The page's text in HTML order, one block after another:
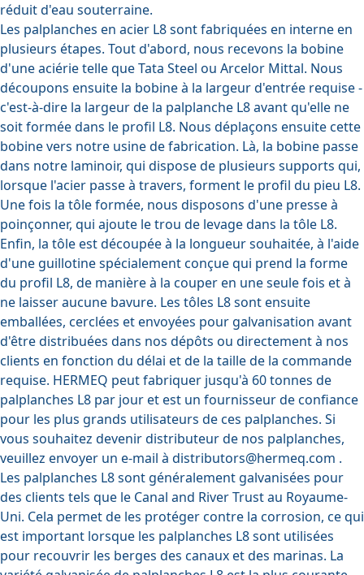
réduit d'eau souterraine.
Les palplanches en acier L8 sont fabriquées en interne en
plusieurs étapes. Tout d'abord, nous recevons la bobine
d'une aciérie telle que Tata Steel ou Arcelor Mittal. Nous
découpons ensuite la bobine à la largeur d'entrée requise -
c'est-à-dire la largeur de la palplanche L8 avant qu'elle ne
soit formée dans le profil L8. Nous déplaçons ensuite cette
bobine vers notre usine de fabrication. Là, la bobine passe
dans notre laminoir, qui dispose de plusieurs supports qui,
lorsque l'acier passe à travers, forment le profil du pieu L8.
Une fois la tôle formée, nous disposons d'une presse à
poinçonner, qui ajoute le trou de levage dans la tôle L8.
Enfin, la tôle est découpée à la longueur souhaitée, à l'aide
d'une guillotine spécialement conçue qui prend la forme
du profil L8, de manière à la couper en une seule fois et à
ne laisser aucune bavure. Les tôles L8 sont ensuite
emballées, cerclées et envoyées pour galvanisation avant
d'être distribuées dans nos dépôts ou directement à nos
clients en fonction du délai et de la taille de la commande
requise. HERMEQ peut fabriquer jusqu'à 60 tonnes de
palplanches L8 par jour et est un fournisseur de confiance
pour les plus grands utilisateurs de ces palplanches. Si
vous souhaitez devenir distributeur de nos palplanches,
veuillez envoyer un e-mail à distributors@hermeq.com .
Les palplanches L8 sont généralement galvanisées pour
des clients tels que le Canal and River Trust au Royaume-
Uni. Cela permet de les protéger contre la corrosion, ce qui
est important lorsque les palplanches L8 sont utilisées
pour recouvrir les berges des canaux et des marinas. La